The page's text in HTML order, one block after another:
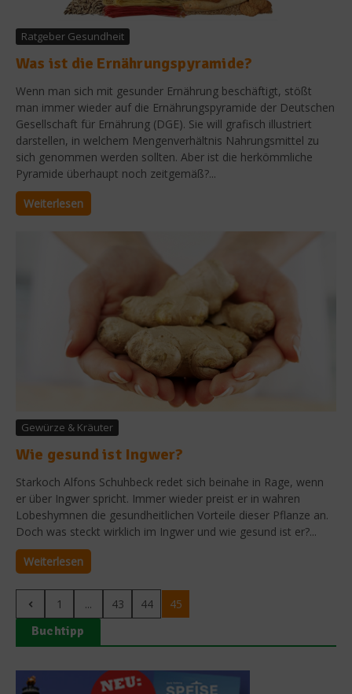
Ratgeber Gesundheit
Was ist die Ernährungspyramide?
Wenn man sich mit gesunder Ernährung beschäftigt, stößt
man immer wieder auf die Ernährungspyramide der Deutschen
Gesellschaft für Ernährung (DGE). Sie will grafisch illustriert
darstellen, in welchem Mengenverhältnis Nahrungsmittel zu
sich genommen werden sollten. Aber ist die herkömmliche
Pyramide überhaupt noch zeitgemäß?...
Weiterlesen
Gewürze & Kräuter
Wie gesund ist Ingwer?
Starkoch Alfons Schuhbeck redet sich beinahe in Rage, wenn
er über Ingwer spricht. Immer wieder preist er in wahren
Lobeshymnen die gesundheitlichen Vorteile dieser Pflanze an.
Doch was steckt wirklich im Ingwer und wie gesund ist er?...
Weiterlesen
1 ... 43 44 45
Buchtipp